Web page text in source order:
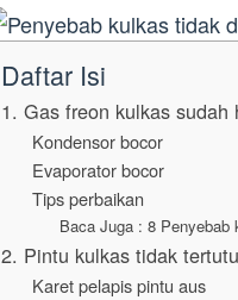
Daftar Isi
1. Gas freon kulkas sudah
Kondensor bocor
Evaporator bocor
Tips perbaikan
Baca Juga : 8 Penyebab
2. Pintu kulkas tidak
Karet pelapis pintu aus